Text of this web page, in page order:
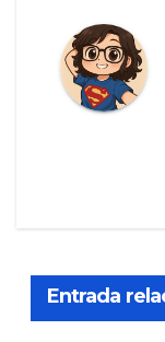
Entrada